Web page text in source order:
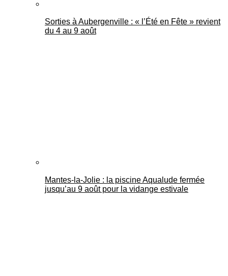
Sorties à Aubergenville : « l’Été en Fête » revient
du 4 au 9 août
Mantes-la-Jolie : la piscine Aqualude fermée
jusqu’au 9 août pour la vidange estivale